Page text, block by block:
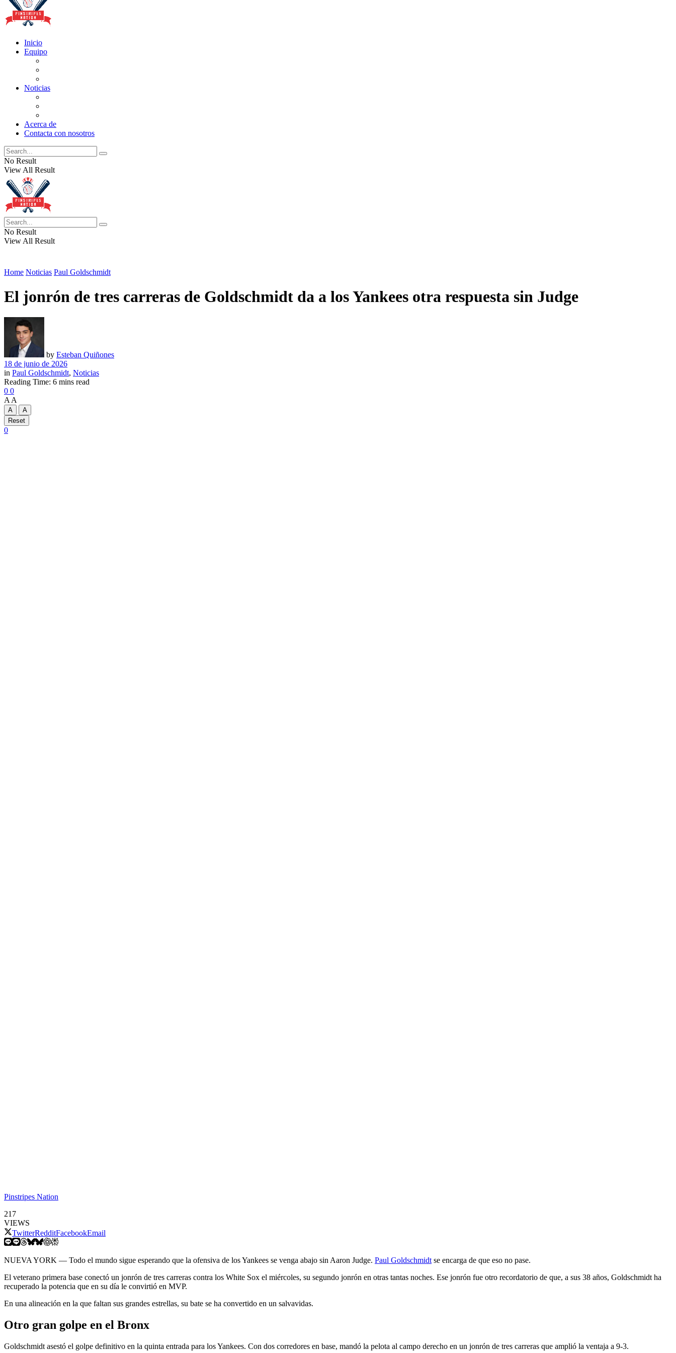
to
Inicio
Equipo
Noticias
Acerca de
Contacta con nosotros
No Result
View All Result
No Result
View All Result
Home Noticias Paul Goldschmidt
El jonrón de tres carreras de Goldschmidt da a los Yankees otra respuesta sin Judge
by Esteban Quiñones
18 de junio de 2026
in Paul Goldschmidt, Noticias
Reading Time: 6 mins read
0 0
A A
A
A
Reset
0
Pinstripes Nation
217
VIEWS
TwitterRedditFacebookEmail
NUEVA YORK — Todo el mundo sigue esperando que la ofensiva de los Yankees se venga abajo sin Aaron Judge. Paul Goldschmidt se encarga de que eso no pase.
El veterano primera base conectó un jonrón de tres carreras contra los White Sox el miércoles, su segundo jonrón en otras tantas noches. Ese jonrón fue otro recordatorio de que, a sus 38 años, Goldschmidt ha
recuperado la potencia que en su día le convirtió en MVP.
En una alineación en la que faltan sus grandes estrellas, su bate se ha convertido en un salvavidas.
Otro gran golpe en el Bronx
Goldschmidt asestó el golpe definitivo en la quinta entrada para los Yankees. Con dos corredores en base, mandó la pelota al campo derecho en un jonrón de tres carreras que amplió la ventaja a 9-3.